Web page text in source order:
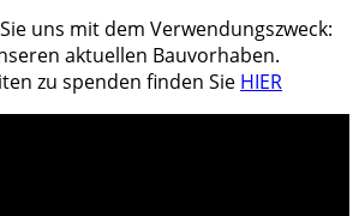
uns mit dem Verwendungszweck:
aktuellen Bauvorhaben.
zu spenden finden Sie HIER